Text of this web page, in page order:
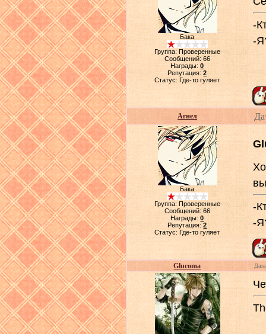
Бака
Группа: Проверенные
Сообщений: 66
Награды:0
Репутация:2
Статус:Где-то гуляет
-
-
Агнел
Бака
Группа: Проверенные
Сообщений: 66
Награды:0
Репутация:2
Статус:Где-то гуляет
-
-
Glucoma